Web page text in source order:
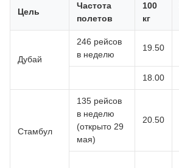
Цель
Частота
полетов
100
кг
Дубай
246 рейсов
в неделю
19.50
18.00
Стамбул
135 рейсов
в неделю
(открыто 29
мая)
20.50